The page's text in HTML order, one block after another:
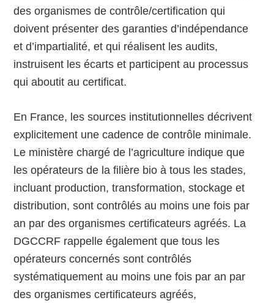
des organismes de contrôle/certification qui
doivent présenter des garanties d’indépendance
et d’impartialité, et qui réalisent les audits,
instruisent les écarts et participent au processus
qui aboutit au certificat.
En France, les sources institutionnelles décrivent
explicitement une cadence de contrôle minimale.
Le ministère chargé de l’agriculture indique que
les opérateurs de la filière bio à tous les stades,
incluant production, transformation, stockage et
distribution, sont contrôlés au moins une fois par
an par des organismes certificateurs agréés. La
DGCCRF rappelle également que tous les
opérateurs concernés sont contrôlés
systématiquement au moins une fois par an par
des organismes certificateurs agréés,